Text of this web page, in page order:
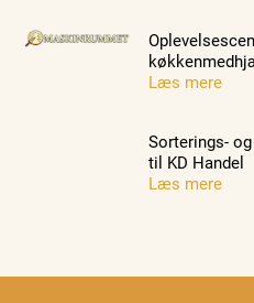
Læs mere
Sorterings-
til KD Handel
Læs mere